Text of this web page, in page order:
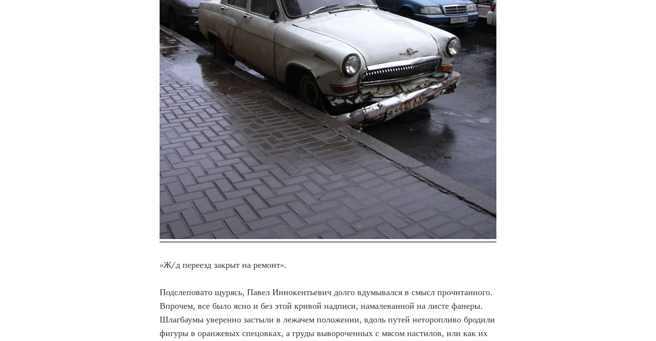
«Ж/д переезд закрыт на ремонт».
Подслеповато щурясь, Павел Иннокентьевич долго вдумывался в смысл прочитанного.
Впрочем, все было ясно и без этой кривой надписи, намалеванной на листе фанеры.
Шлагбаумы уверенно застыли в лежачем положении, вдоль путей неторопливо бродили
фигуры в оранжевых спецовках, а груды вывороченных с мясом настилов, или как их